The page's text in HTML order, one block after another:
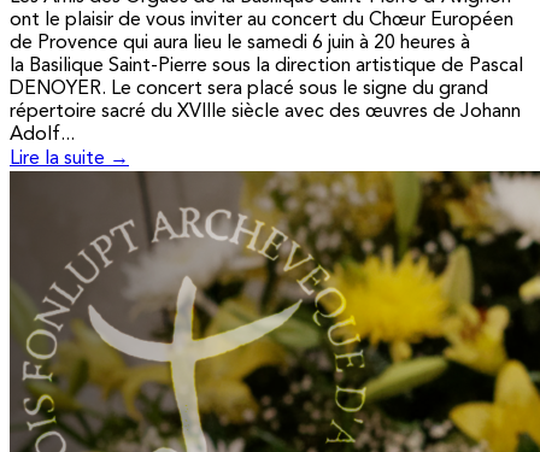
ont le plaisir de vous inviter au concert du Chœur Européen
de Provence qui aura lieu le samedi 6 juin à 20 heures à
la Basilique Saint-Pierre sous la direction artistique de Pascal
DENOYER. Le concert sera placé sous le signe du grand
répertoire sacré du XVIIIe siècle avec des œuvres de Johann
Adolf...
Lire la suite →